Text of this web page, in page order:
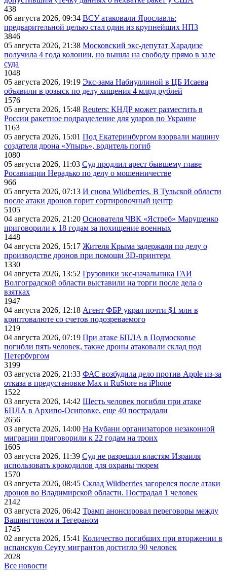
438
06 августа 2026, 09:34 ВСУ атаковали Ярославль:
предварительной целью стал один из крупнейших НПЗ
3846
05 августа 2026, 21:38 Московский экс-депутат Харадизе
получила 4 года колонии, но вышла на свободу прямо в зале
суда
1048
05 августа 2026, 19:19 Экс-зама Набиуллиной в ЦБ Исаева
объявили в розыск по делу хищения 4 млрд рублей
1576
05 августа 2026, 15:48 Reuters: КНДР может разместить в
России ракетное подразделение для ударов по Украине
1163
05 августа 2026, 15:01 Под Екатеринбургом взорвали машину
создателя дрона «Упырь», водитель погиб
1080
05 августа 2026, 11:03 Суд продлил арест бывшему главе
Росавиации Нерадько по делу о мошенничестве
966
05 августа 2026, 07:13 И снова Wildberries. В Тульской области
после атаки дронов горит сортировочный центр
5105
04 августа 2026, 21:20 Основателя ЧВК «Ястреб» Марущенко
приговорили к 18 годам за похищение военных
1448
04 августа 2026, 15:17 Жителя Крыма задержали по делу о
производстве дронов при помощи 3D‑принтера
1330
04 августа 2026, 13:52 Грузовики экс-начальника ГАИ
Волгоградской области выставили на торги после дела о
взятках
1947
04 августа 2026, 12:18 Агент ФБР украл почти $1 млн в
криптовалюте со счетов подозреваемого
1219
04 августа 2026, 07:19 При атаке БПЛА в Подмосковье
погибли пять человек, также дроны атаковали склад под
Петербургом
3199
03 августа 2026, 21:33 ФАС возбудила дело против Apple из-за
отказа в предустановке Max и RuStore на iPhone
1522
03 августа 2026, 14:42 Шесть человек погибли при атаке
БПЛА в Архипо-Осиповке, еще 40 пострадали
2656
03 августа 2026, 14:00 На Кубани организаторов незаконной
миграции приговорили к 22 годам на троих
1605
03 августа 2026, 11:39 Суд не разрешил властям Израиля
использовать крокодилов для охраны тюрем
1570
03 августа 2026, 08:45 Склад Wildberries загорелся после атаки
дронов во Владимирской области. Пострадал 1 человек
2142
03 августа 2026, 06:42 Трамп анонсировал переговоры между
Вашингтоном и Тегераном
1745
02 августа 2026, 15:41 Количество погибших при вторжении в
испанскую Сеуту мигрантов достигло 90 человек
2028
Все новости